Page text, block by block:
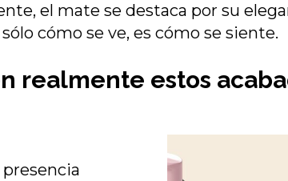
el mate se destaca por su
cómo se ve, es cómo se siente.
realmente estos